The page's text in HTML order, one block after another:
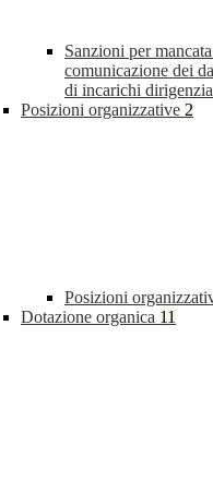
Sanzioni per
comunicazione dei
di incarichi
Posizioni organizzative 2
Posizioni
Dotazione organica 11